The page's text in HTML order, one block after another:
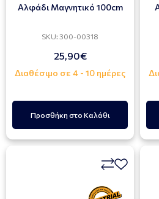
Αλφάδι Μαγνητικό 100cm
SKU: 300-00318
25,90€
Διαθέσιμο σε 4 - 10 ημέρες
Προσθήκη στο Καλάθι